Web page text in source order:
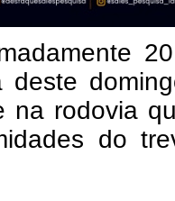
deste
na rodovia
do